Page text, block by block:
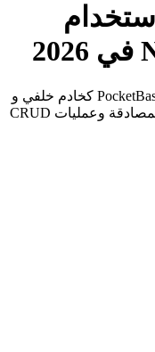
تعلّم كيفية بناء تطبيق متكامل باستخدام PocketBase كخادم خلفي و
Next.js كواجهة أمامية. يغطي هذا الدليل المصادقة وعمليات CRUD